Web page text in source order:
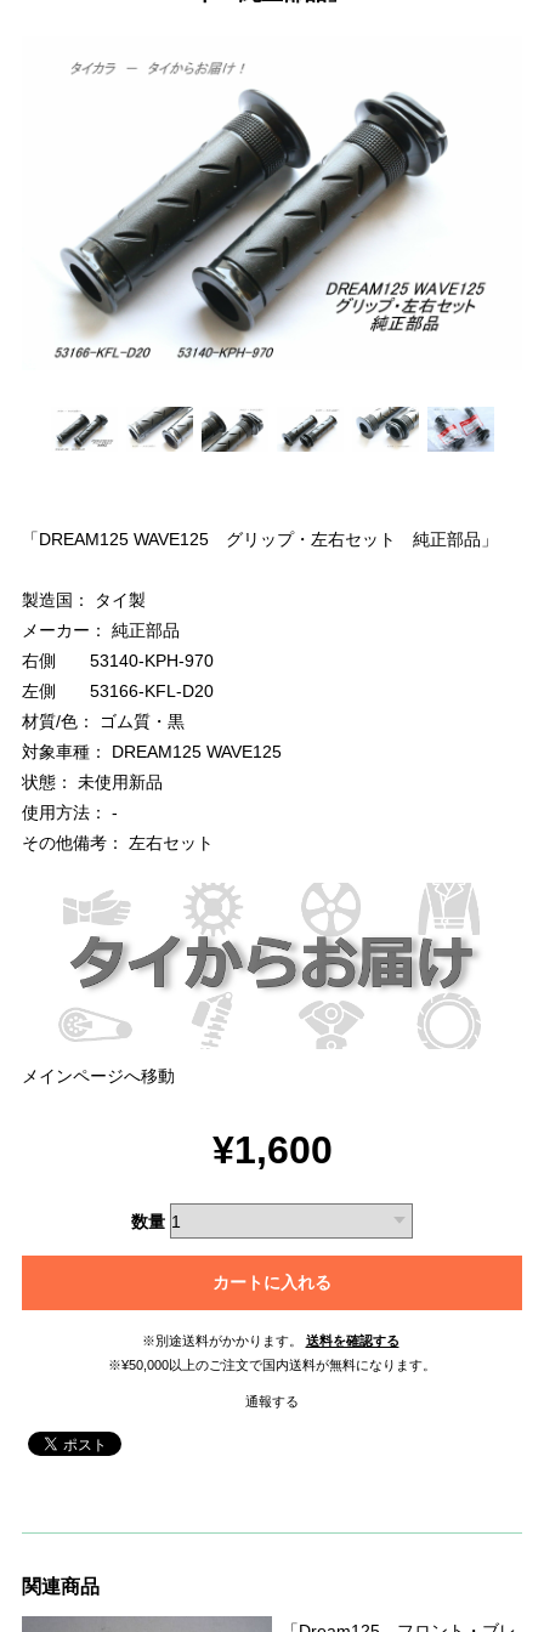
「DREAM125 WAVE125 グリップ・左右セット 純正部品」
製造国： タイ製
メーカー： 純正部品
右側 53140-KPH-970
左側 53166-KFL-D20
材質/色： ゴム質・黒
対象車種： DREAM125 WAVE125
状態： 未使用新品
使用方法： -
その他備考： 左右セット
メインページへ移動
¥1,600
数量
カートに入れる
※別途送料がかかります。
送料を確認する
※¥50,000以上のご注文で国内送料が無料になります。
通報する
関連商品